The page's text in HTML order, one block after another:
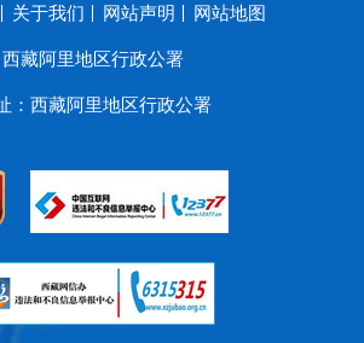
关于我们 网站声明 网站地图
西藏阿里地区行政公署
：西藏阿里地区行政公署